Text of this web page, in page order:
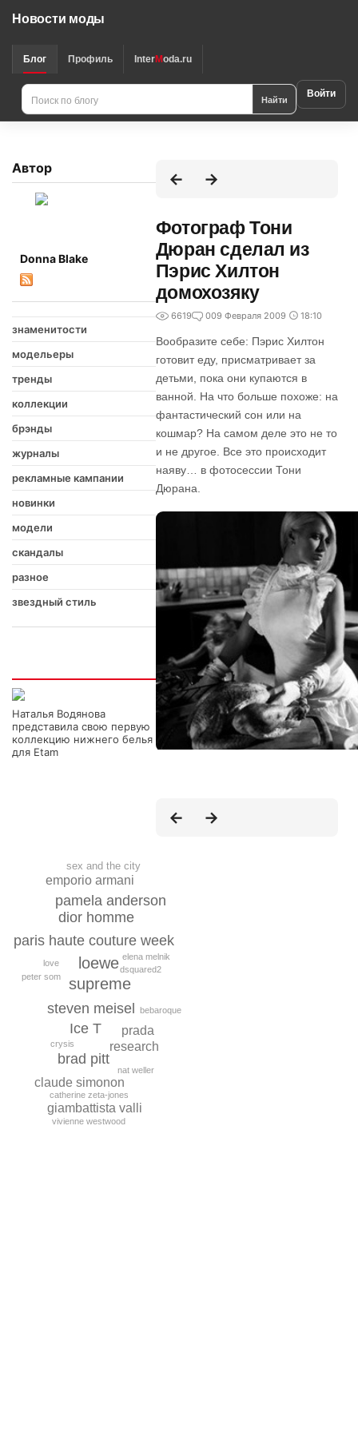
Новости моды
Блог Профиль InterModa.ru
Найти Войти
Автор
Donna Blake
знаменитости
модельеры
тренды
коллекции
брэнды
журналы
рекламные кампании
новинки
модели
скандалы
разное
звездный стиль
Наталья Водянова
представила свою первую
коллекцию нижнего белья
для Etam
supreme
loewe
steven meisel
paris haute couture week
Ice T
dior homme
brad pitt
pamela anderson
claude simonon
research
prada
emporio armani
giambattista valli
sex and the city
dsquared2
peter som
catherine zeta-jones
elena melnik
love
crysis
vivienne westwood
bebaroque
nat weller
Фотограф Тони
Дюран сделал из
Пэрис Хилтон
домохозяку
6619 009 Февраля 2009 18:10
Вообразите себе: Пэрис Хилтон
готовит еду, присматривает за
детьми, пока они купаются в
ванной. На что больше похоже: на
фантастический сон или на
кошмар? На самом деле это не то
и не другое. Все это происходит
наяву… в фотосессии Тони
Дюрана.